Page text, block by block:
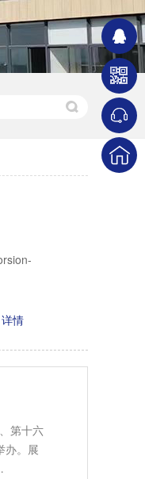
详情
第十六
办。展